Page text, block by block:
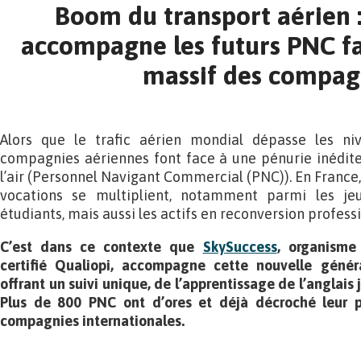
Boom du transport aérien :
accompagne les futurs PNC
massif des
Alors que le trafic aérien mondial dépasse les
compagnies aériennes font face à une pénurie
l’air (Personnel Navigant Commercial (PNC)). En
vocations se multiplient, notamment parmi les
étudiants, mais aussi les actifs en reconversion
C’est dans ce contexte que SkySuccess,
certifié Qualiopi, accompagne cette nouvelle
offrant un suivi unique, de l’apprentissage de l’anglais
Plus de 800 PNC ont d’ores et déjà décroché leur
compagnies internationales.